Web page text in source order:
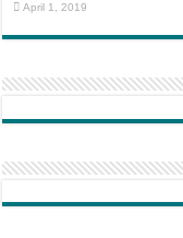
April 1, 2019